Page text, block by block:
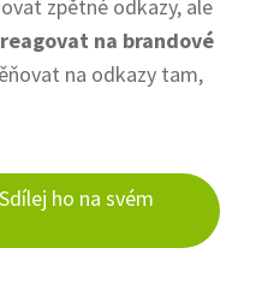
zpětné odkazy, ale
na brandové
na odkazy tam,
ho na svém